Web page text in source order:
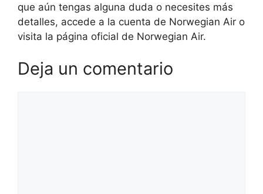
que aún tengas alguna duda o necesites más
detalles, accede a la cuenta de Norwegian Air o
visita la página oficial de Norwegian Air.
Deja un comentario